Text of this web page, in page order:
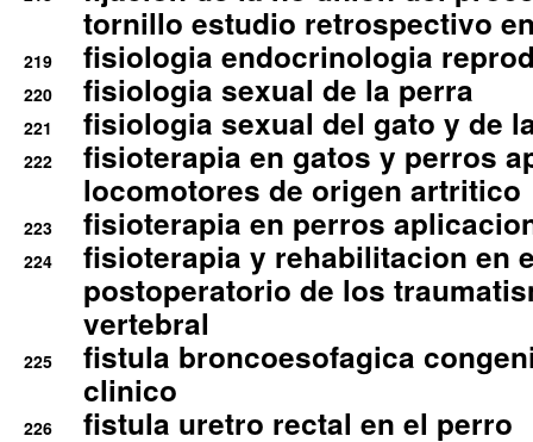
tornillo estudio retrospectivo
219 fisiologia endocrinologia
220 fisiologia sexual de la perra
221 fisiologia sexual del gato y de
222
fisioterapia en gatos y perros
locomotores de origen artritico
223 fisioterapia en perros
224
fisioterapia y rehabilitacion en
postoperatorio de los
vertebral
225
fistula broncoesofagica
clinico
226 fistula uretro rectal en el perro